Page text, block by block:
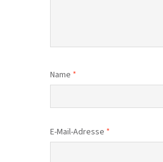
Name *
E-Mail-Adresse *